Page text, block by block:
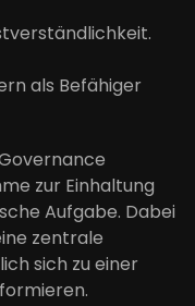
als Befähiger
zur Einhaltung
Aufgabe. Dabei
zentrale
sich zu einer